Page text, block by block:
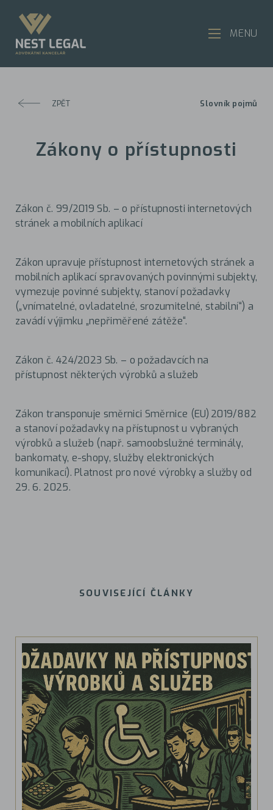
ZPĚT Slovník pojmů
Zákony o přístupnosti
Zákon č. 99/2019 Sb. – o přístupnosti internetových
stránek a mobilních aplikací
Zákon upravuje přístupnost internetových stránek a
mobilních aplikací spravovaných povinnými subjekty,
vymezuje povinné subjekty, stanoví požadavky
(„vnímatelné, ovladatelné, srozumitelné, stabilní“) a
zavádí výjimku „nepřiměřené zátěže“.
Zákon č. 424/2023 Sb. – o požadavcích na
přístupnost některých výrobků a služeb
Zákon transponuje směrnici Směrnice (EU) 2019/882
a stanoví požadavky na přístupnost u vybraných
výrobků a služeb (např. samoobslužné terminály,
bankomaty, e-shopy, služby elektronických
komunikací). Platnost pro nové výrobky a služby od
29. 6. 2025.
SOUVISEJÍCÍ ČLÁNKY
MENU